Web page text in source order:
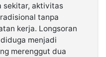
sekitar, aktivitas
tanpa
kerja. Longsoran
menjadi
merenggut dua